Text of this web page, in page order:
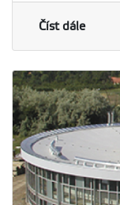
Číst dále